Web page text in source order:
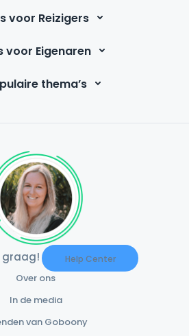
voor Reizigers
voor Eigenaren
thema’s
graag! Help Center
Over ons
In de media
van Goboony